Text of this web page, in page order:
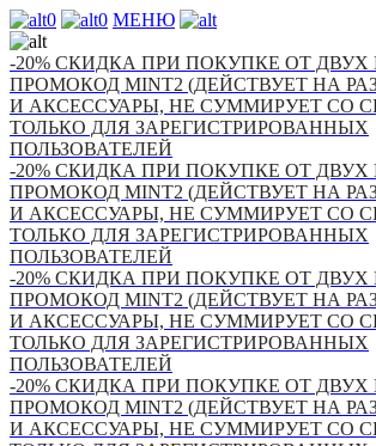
0 0 МЕНЮ
-20% СКИДКА ПРИ ПОКУПКЕ ОТ
ПРОМОКОД MINT2 (ДЕЙСТВУЕТ НА
И АКСЕССУАРЫ, НЕ СУММИРУЕТ СО
ТОЛЬКО ДЛЯ ЗАРЕГИСТРИРОВАННЫХ
ПОЛЬЗОВАТЕЛЕЙ
-20% СКИДКА ПРИ ПОКУПКЕ ОТ
ПРОМОКОД MINT2 (ДЕЙСТВУЕТ НА
И АКСЕССУАРЫ, НЕ СУММИРУЕТ СО
ТОЛЬКО ДЛЯ ЗАРЕГИСТРИРОВАННЫХ
ПОЛЬЗОВАТЕЛЕЙ
-20% СКИДКА ПРИ ПОКУПКЕ ОТ
ПРОМОКОД MINT2 (ДЕЙСТВУЕТ НА
И АКСЕССУАРЫ, НЕ СУММИРУЕТ СО
ТОЛЬКО ДЛЯ ЗАРЕГИСТРИРОВАННЫХ
ПОЛЬЗОВАТЕЛЕЙ
-20% СКИДКА ПРИ ПОКУПКЕ ОТ
ПРОМОКОД MINT2 (ДЕЙСТВУЕТ НА
И АКСЕССУАРЫ, НЕ СУММИРУЕТ СО